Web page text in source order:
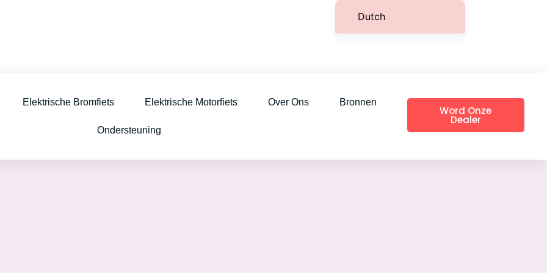
Elektrische Bromfiets Elektrische Motorfiets Over Ons Bronnen
Ondersteuning
Word Onze
Dealer
Dutch
English
German
Spanish (Peru)